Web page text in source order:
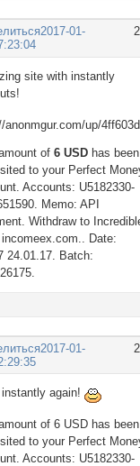
2017-01-
site with instantly
of6 USD has been
to your Perfect
Accounts: U5182330-
Memo: API
Withdraw to
Date:
24.01.17. Batch:
2017-01-
instantly again!
of 6 USD has been
to your Perfect
Accounts: U5182330-